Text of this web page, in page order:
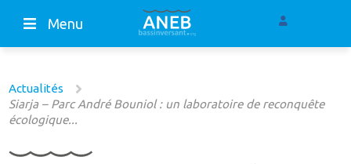
Menu
Actualités
Siarja – Parc André Bouniol : un laboratoire de reconquête
écologique...